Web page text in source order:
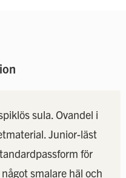
sula. Ovandel i
Junior-läst
för
smalare häl och